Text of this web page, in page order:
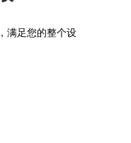
满足您的整个设